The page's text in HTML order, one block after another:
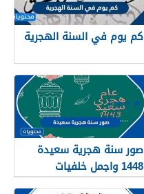
كم يوم في السنة الهجرية
صور سنة هجرية سعيدة
1448 واجمل خلفيات
ورمزيات العام الجديد